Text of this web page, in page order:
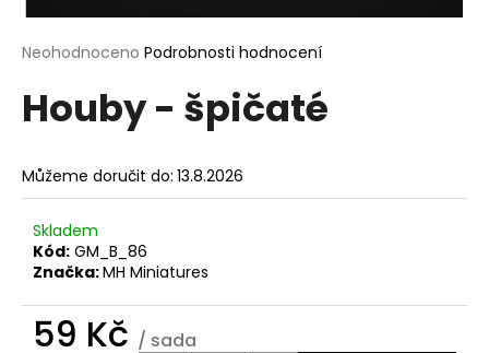
Průměrné
produktu
je
5
hvězdiček.
Neohodnoceno Podrobnosti hodnocení
Houby - špičaté
Můžeme doručit do: 13.8.2026
Skladem
Kód: GM_B_86
Značka:MH Miniatures
59 Kč / sada
a
j
t